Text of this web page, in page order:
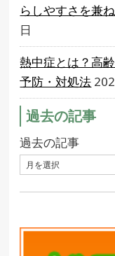
らしやすさを兼
日
熱中症とは？高
予防・対処法
過去の記事
過去の記事